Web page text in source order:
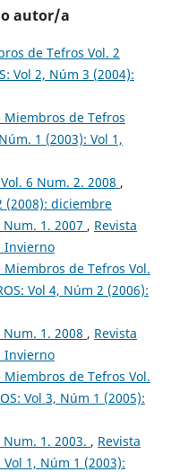
autor/a
de Tefros Vol. 2
Vol 2, Núm 3 (2004):
Miembros de Tefros
1 (2003): Vol 1,
6 Num. 2. 2008 ,
(2008): diciembre
1. 2007 , Revista
Invierno
de Tefros Vol.
Vol 4, Núm 2 (2006):
1. 2008 , Revista
Invierno
de Tefros Vol.
Vol 3, Núm 1 (2005):
1. 2003. , Revista
Vol 1, Núm 1 (2003):